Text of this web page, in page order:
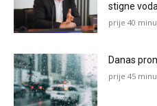
stigne
prije 40
Danas
prije 45